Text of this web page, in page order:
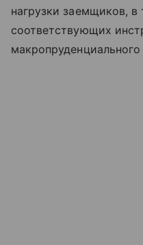
нагрузки заемщиков,
соответствующих